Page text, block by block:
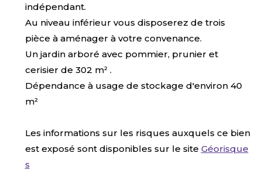
indépendant.
Au niveau inférieur vous disposerez de trois
pièce à aménager à votre convenance.
Un jardin arboré avec pommier, prunier et
cerisier de 302 m² .
Dépendance à usage de stockage d'environ 40
m²
Les informations sur les risques auxquels ce bien
est exposé sont disponibles sur le site Géorisque
s